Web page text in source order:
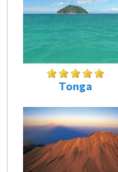
Tonga